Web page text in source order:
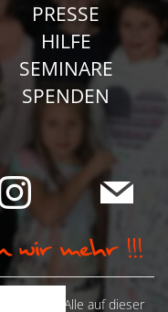
PRESSE
HILFE
SEMINARE
SPENDEN
Alle auf dieser